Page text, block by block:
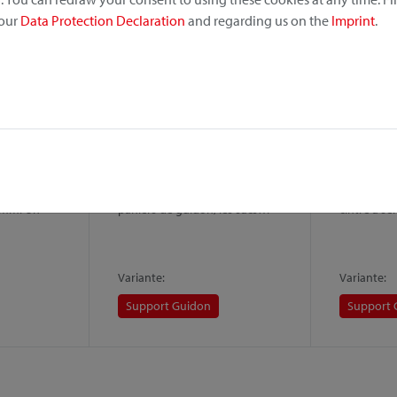
Un
paniers de guidon, les sacs…
Variante:
Support Guidon
Si vous
panier
vélo,
cintre à
Variante:
Support
Data Protection Declaration and regarding us on the Imprint.